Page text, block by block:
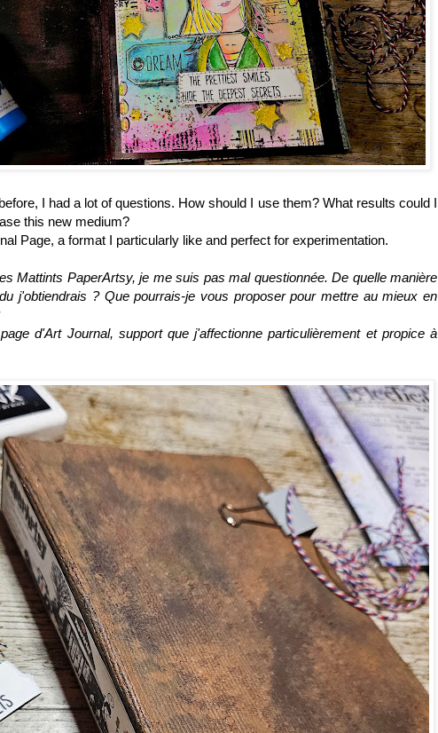
I had a lot of questions. How should I use them? What results could I
this new medium?
Page, a format I particularly like and perfect for experimentation.
Mattints PaperArtsy, je me suis pas mal questionnée. De quelle manière
j'obtiendrais ? Que pourrais-je vous proposer pour mettre au mieux en
d'Art Journal, support que j'affectionne particulièrement et propice à